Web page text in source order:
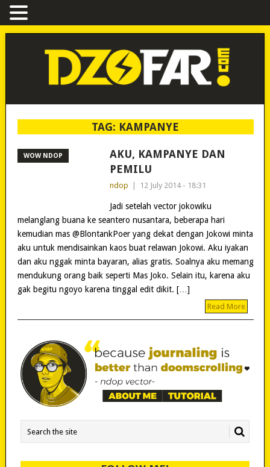
TAG: KAMPANYE
WOW NDOP
AKU, KAMPANYE DAN
PEMILU
ndop 12 July 2014 - 18:31
Jadi setelah vector jokowiku
melanglang buana ke seantero nusantara, beberapa hari
kemudian mas @BlontankPoer yang dekat dengan Jokowi minta
aku untuk mendisainkan kaos buat relawan Jokowi. Aku iyakan
dan aku nggak minta bayaran, alias gratis. Soalnya aku memang
mendukung orang baik seperti Mas Joko. Selain itu, karena aku
gak begitu ngoyo karena tinggal edit dikit. […]
Read More